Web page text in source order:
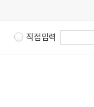
직접입력